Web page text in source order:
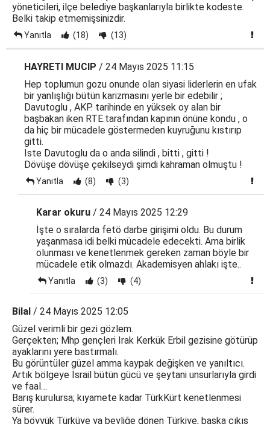
yöneticileri, ilçe belediye başkanlarıyla birlikte kodeste.
Belki takip etmemişsinizdir.
Yanıtla (18) (13)
HAYRETI MUCIP / 24 Mayıs 2025 11:15
Hep toplumun gozu onunde olan siyasi liderlerin en ufak
bir yanlışlığı bütün karizmasını yerle bir edebilir ;
Davutoglu , AKP. tarihinde en yüksek oy alan bir
başbakan iken RTE.tarafından kapının önüne kondu , o
da hiç bir mücadele göstermeden kuyruğunu kıstırıp
gitti.
Iste Davutoglu da o anda silindi , bitti , gitti !
Dövüşe dövüşe çekilseydi şimdi kahraman olmuştu !
Yanıtla (8) (3)
Karar okuru / 24 Mayıs 2025 12:29
İşte o sıralarda fetö darbe girişimi oldu. Bu durum
yaşanmasa idi belki mücadele edecekti. Ama birlik
olunması ve kenetlenmek gereken zaman böyle bir
mücadele etik olmazdı. Akademisyen ahlakı işte..
Yanıtla (3) (4)
Bilal / 24 Mayıs 2025 12:05
Güzel verimli bir gezi gözlem.
Gerçekten; Mhp gençleri Irak Kerkük Erbil gezisine götürüp
ayaklarını yere bastırmalı.
Bu görüntüler güzel amma kaypak değişken ve yanıltıcı.
Artık bölgeye İsrail bütün gücü ve şeytani unsurlarıyla girdi
ve faal…
Barış kurulursa; kıyamete kadar TürkKürt kenetlenmesi
sürer.
Ya böyyük Türküye ya beyliğe dönen Türkiye, başka çıkış